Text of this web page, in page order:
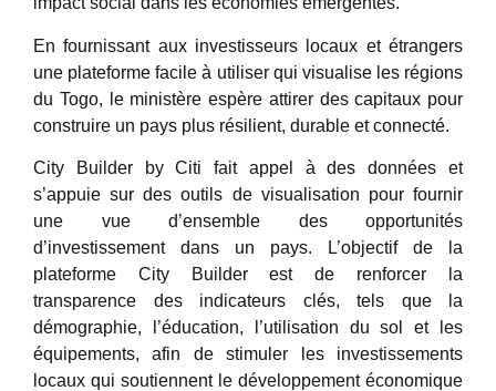
En fournissant aux investisseurs locaux et étrangers
une plateforme facile à utiliser qui visualise les régions
du Togo, le ministère espère attirer des capitaux pour
construire un pays plus résilient, durable et connecté.
City Builder by Citi fait appel à des données et
s’appuie sur des outils de visualisation pour fournir
une vue d’ensemble des opportunités
d’investissement dans un pays. L’objectif de la
plateforme City Builder est de renforcer la
transparence des indicateurs clés, tels que la
démographie, l’éducation, l’utilisation du sol et les
équipements, afin de stimuler les investissements
locaux qui soutiennent le développement économique